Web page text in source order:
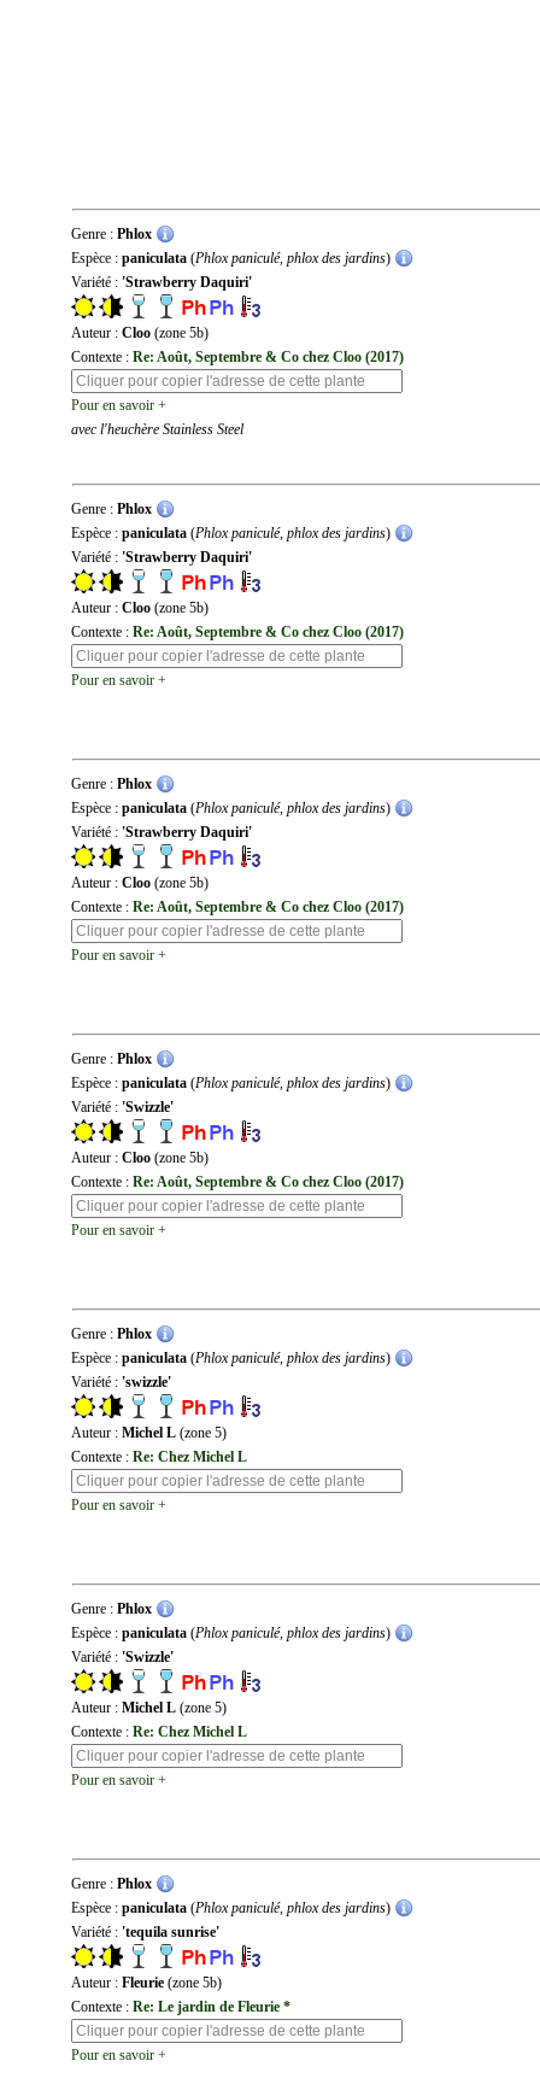
Genre : Phlox
Espèce : paniculata (Phlox paniculé, phlox des jardins)
Variété : 'Strawberry Daquiri'
Auteur : Cloo (zone 5b)
Contexte : Re: Août, Septembre & Co chez Cloo (2017)
Pour en savoir +
avec l'heuchère Stainless Steel
Genre : Phlox
Espèce : paniculata (Phlox paniculé, phlox des jardins)
Variété : 'Strawberry Daquiri'
Auteur : Cloo (zone 5b)
Contexte : Re: Août, Septembre & Co chez Cloo (2017)
Pour en savoir +
Genre : Phlox
Espèce : paniculata (Phlox paniculé, phlox des jardins)
Variété : 'Strawberry Daquiri'
Auteur : Cloo (zone 5b)
Contexte : Re: Août, Septembre & Co chez Cloo (2017)
Pour en savoir +
Genre : Phlox
Espèce : paniculata (Phlox paniculé, phlox des jardins)
Variété : 'Swizzle'
Auteur : Cloo (zone 5b)
Contexte : Re: Août, Septembre & Co chez Cloo (2017)
Pour en savoir +
Genre : Phlox
Espèce : paniculata (Phlox paniculé, phlox des jardins)
Variété : 'swizzle'
Auteur : Michel L (zone 5)
Contexte : Re: Chez Michel L
Pour en savoir +
Genre : Phlox
Espèce : paniculata (Phlox paniculé, phlox des jardins)
Variété : 'Swizzle'
Auteur : Michel L (zone 5)
Contexte : Re: Chez Michel L
Pour en savoir +
Genre : Phlox
Espèce : paniculata (Phlox paniculé, phlox des jardins)
Variété : 'tequila sunrise'
Auteur : Fleurie (zone 5b)
Contexte : Re: Le jardin de Fleurie *
Pour en savoir +